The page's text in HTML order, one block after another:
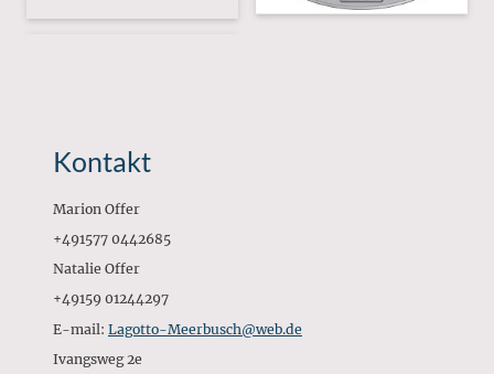
Kontakt
Marion Offer
+491577 0442685
Natalie Offer
+49159 01244297
E-mail: Lagotto-Meerbusch@web.de
Ivangsweg 2e